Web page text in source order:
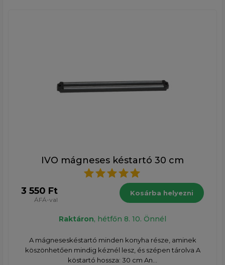
IVO mágneses késtartó 30 cm
3 550 Ft
ÁFÁ-val
Kosárba helyezni
Raktáron, hétfőn 8. 10. Önnél
A mágneseskéstartó minden konyha része, aminek
köszönhetően mindig kéznél lesz, és szépen tárolva A
köstartó hossza: 30 cm An...